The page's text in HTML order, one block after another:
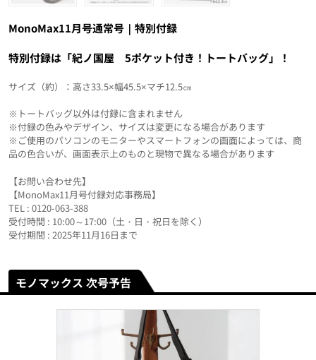
MonoMax11月号通常号｜特別付録
特別付録は「紀ノ国屋 5ポケット付き！トートバッグ」！
サイズ（約）：高さ33.5×幅45.5×マチ12.5㎝
※トートバッグ以外は付録に含まれません
※付録の色みやデザイン、サイズは変更になる場合があります
※ご使用のパソコンのモニターやスマートフォンの画面によっては、商
品の色合いが、画面表示上のものと現物で異なる場合があります
【お問い合わせ先】
【MonoMax11月号付録対応事務局】
TEL : 0120-063-388
受付時間 : 10:00～17:00（土・日・祝日を除く）
受付期間 : 2025年11月16日まで
モノマックス 次号予告